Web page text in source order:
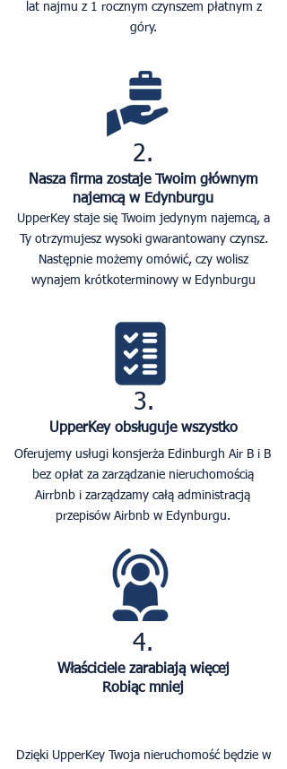
UpperKey staje się Twoim jedynym najemcą, a
Ty otrzymujesz wysoki gwarantowany czynsz.
Następnie możemy omówić, czy wolisz
wynajem krótkoterminowy w Edynburgu
2.
Nasza firma zostaje Twoim głównym
najemcą w Edynburgu
3.
UpperKey obsługuje wszystko
Oferujemy usługi konsjerża Edinburgh Air B i B
bez opłat za zarządzanie nieruchomością
Airrbnb i zarządzamy całą administracją
przepisów Airbnb w Edynburgu.
4.
Właściciele zarabiają więcej
Robiąc mniej
Dzięki UpperKey Twoja nieruchomość będzie w
lat najmu z 1 rocznym czynszem płatnym z
góry.